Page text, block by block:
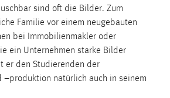
sind oft die Bilder. Zum
Familie vor einem neugebauten
bei Immobilienmakler oder
ein Unternehmen starke Bilder
er den Studierenden der
–produktion natürlich auch in seinem
mibew-chat-frame-style-
= Sitzungslaufzeit, mibew_locale = 3
= 1 Jahr